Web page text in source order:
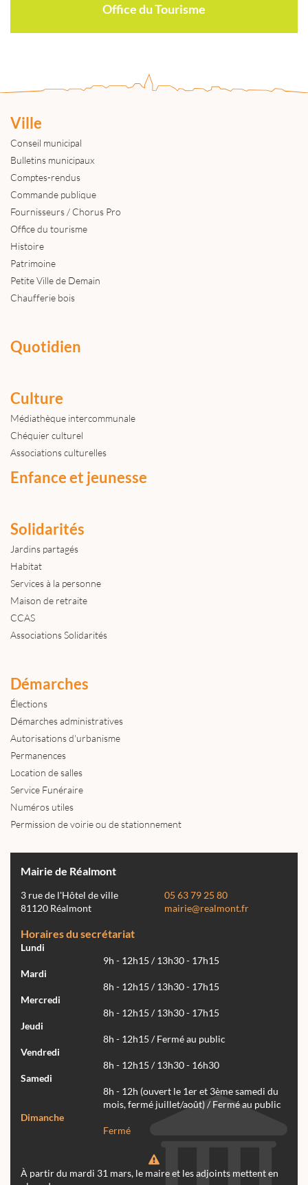
Office du Tourisme
Ville
Conseil municipal
Bulletins municipaux
Comptes-rendus
Commande publique
Fournisseurs / Chorus Pro
Office du tourisme
Histoire
Patrimoine
Petite Ville de Demain
Chaufferie bois
Quotidien
Culture
Médiathèque intercommunale
Chéquier culturel
Associations culturelles
Enfance et jeunesse
Solidarités
Jardins partagés
Habitat
Services à la personne
Maison de retraite
CCAS
Associations Solidarités
Démarches
Élections
Démarches administratives
Autorisations d'urbanisme
Permanences
Location de salles
Service Funéraire
Numéros utiles
Permission de voirie ou de stationnement
Mairie de Réalmont
3 rue de l'Hôtel de ville
81120 Réalmont
05 63 79 25 80
mairie@realmont.fr
Horaires du secrétariat
Lundi
9h - 12h15 / 13h30 - 17h15
Mardi
8h - 12h15 / 13h30 - 17h15
Mercredi
8h - 12h15 / 13h30 - 17h15
Jeudi
8h - 12h15 / Fermé au public
Vendredi
8h - 12h15 / 13h30 - 16h30
Samedi
8h - 12h (ouvert le 1er et 3ème samedi du
mois, fermé juillet/août) / Fermé au public
Dimanche
Fermé
À partir du mardi 31 mars, le maire et les adjoints mettent en